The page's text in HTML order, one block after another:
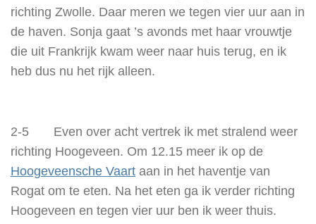
richting Zwolle. Daar meren we tegen vier uur aan in
de haven. Sonja gaat ’s avonds met haar vrouwtje
die uit Frankrijk kwam weer naar huis terug, en ik
heb dus nu het rijk alleen.
2-5 Even over acht vertrek ik met stralend weer
richting Hoogeveen. Om 12.15 meer ik op de
Hoogeveensche Vaart aan in het haventje van
Rogat om te eten. Na het eten ga ik verder richting
Hoogeveen en tegen vier uur ben ik weer thuis.